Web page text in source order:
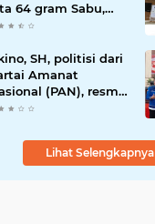
64 gram Sabu,
gram Ganja, 5
21 Orang
SH, politisi dari
Amanat
(PAN), resmi
sebagai
Lihat Selengkapnya